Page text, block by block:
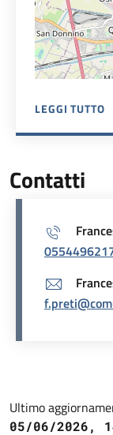
LEGGI TUTTO
A PROPOSITO
Contatti
Ultimo
05/06/2026,